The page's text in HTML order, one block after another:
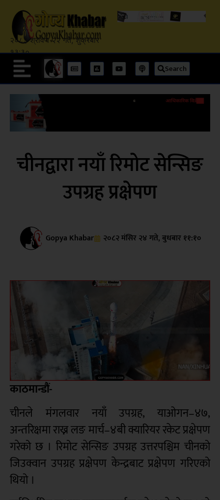
२०८३ श्रावण २२ गते, शुक्रबार
१३:३०
Search
चीनद्वारा नयाँ रिमोट सेन्सिङ
उपग्रह प्रक्षेपण
Gopya Khabar २०८२ मंसिर २४ गते, बुधबार ११:१०
काठमान्डौं-
चीनले मंगलवार नयाँ उपग्रह, याओगन–४७,
अन्तरिक्षमा राख्न लङ मार्च–४बी क्यारियर रकेट प्रक्षेपण
गरेको छ । रिमोट सेन्सिङ उपग्रह उत्तरपश्चिम चीनको
जिउक्वान उपग्रह प्रक्षेपण केन्द्रबाट प्रक्षेपण गरिएको
थियो ।